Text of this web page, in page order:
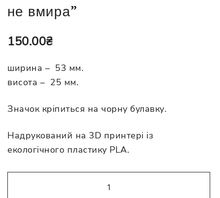
не вмира”
150.00₴
ширина – 53 мм.
висота – 25 мм.
Значок кріпиться на чорну булавку.
Надрукований на 3D принтері із
екологічного пластику PLA.
“Я